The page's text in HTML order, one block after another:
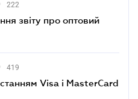
222
звіту про оптовий
419
Visa і MasterCard